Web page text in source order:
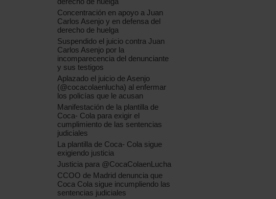
Concentración en apoyo a Juan
Carlos Asenjo y en defensa del
derecho de huelga
Suspendido el juicio contra Juan
Carlos Asenjo por la
incomparecencia del denunciante
y sus testigos
Aplazado el juicio de Asenjo
(@cocacolaenlucha) al enfermar
los policías que le acusan
Manifestación de la plantilla de
Coca- Cola para exigir el
cumplimiento de las sentencias
judiciales
La plantilla de Coca- Cola sigue
exigiendo justicia
Justicia para @CocaColaenLucha
CCOO de Madrid denuncia que
Coca Cola sigue incumpliendo las
sentencias judiciales